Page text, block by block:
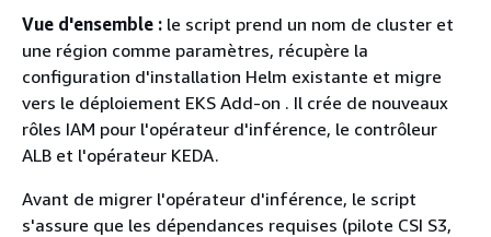
Vue d'ensemble : le script prend un nom de cluster et
une région comme paramètres, récupère la
configuration d'installation Helm existante et migre
vers le déploiement EKS Add-on . Il crée de nouveaux
rôles IAM pour l'opérateur d'inférence, le contrôleur
ALB et l'opérateur KEDA.
Avant de migrer l'opérateur d'inférence, le script
s'assure que les dépendances requises (pilote CSI S3,